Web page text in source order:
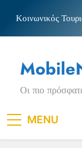
content
Κοινωνικός
Νέα Κρήτη:
ΟΦΗ»
Πριγκιπάτο
Κοινωνικός
τις αιτήσεις
Μπέσσυ
Οι πιο
MENU